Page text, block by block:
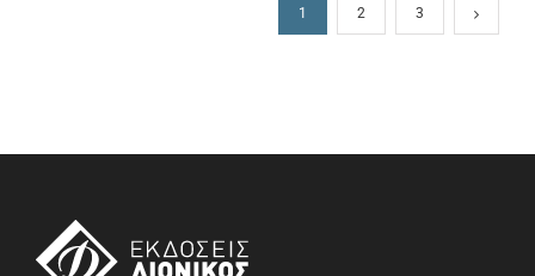
€21,20.
είναι:
1 2 3